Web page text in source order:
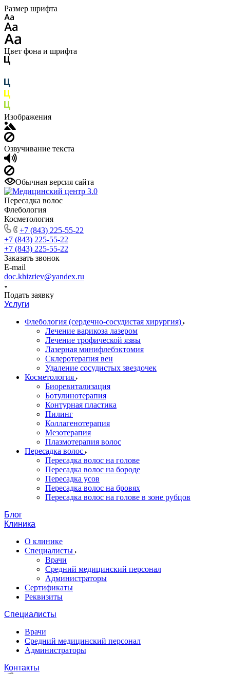
Размер шрифта
Цвет фона и шрифта
Изображения
Озвучивание текста
Обычная версия сайта
Пересадка волос
Флебология
Косметология
+7 (843) 225-55-22
+7 (843) 225-55-22
+7 (843) 225-55-22
Заказать звонок
E-mail
doc.khizriev@yandex.ru
Подать заявку
Услуги
Флебология (сердечно-сосудистая хирургия)
Лечение варикоза лазером
Лечение трофической язвы
Лазерная минифлебэктомия
Cклеротерапия вен
Удаление сосудистых звездочек
Косметология
Биоревитализация
Ботулинотерапия
Контурная пластика
Пилинг
Коллагенотерапия
Мезотерапия
Плазмотерапия волос
Пересадка волос
Пересадка волос на голове
Пересадка волос на бороде
Пересадка усов
Пересадка волос на бровях
Пересадка волос на голове в зоне рубцов
Блог
Клиника
О клинике
Специалисты
Врачи
Средний медицинский персонал
Администраторы
Сертификаты
Реквизиты
Специалисты
Врачи
Средний медицинский персонал
Администраторы
Контакты